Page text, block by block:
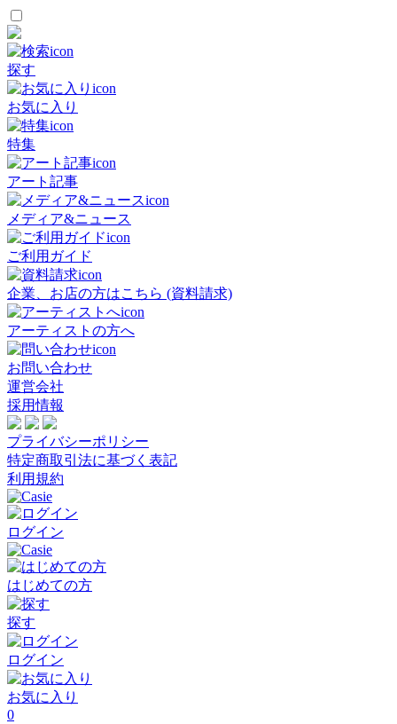
探す
お気に入り
特集
アート記事
メディア&ニュース
ご利用ガイド
企業、お店の方はこちら (資料請求)
アーティストの方へ
お問い合わせ
運営会社
採用情報
プライバシーポリシー
特定商取引法に基づく表記
利用規約
ログイン
はじめての方
探す
ログイン
お気に入り
0